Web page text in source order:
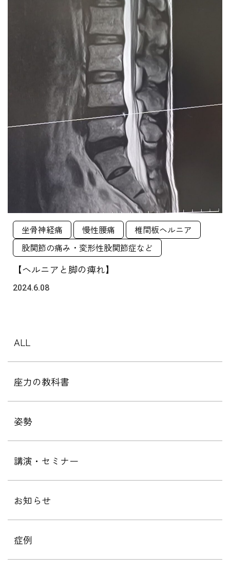
坐骨神経痛 慢性腰痛
椎間板ヘルニア
股関節の痛み・変形性股関節症など
【ヘルニアと脚の痺れ】
2024.6.08
ALL
座力の教科書
姿勢
講演・セミナー
お知らせ
症例